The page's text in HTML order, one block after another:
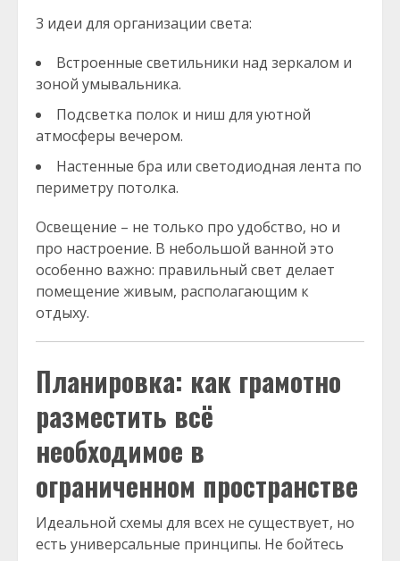
3 идеи для организации света:
Встроенные светильники над зеркалом и
зоной умывальника.
Подсветка полок и ниш для уютной
атмосферы вечером.
Настенные бра или светодиодная лента по
периметру потолка.
Освещение – не только про удобство, но и
про настроение. В небольшой ванной это
особенно важно: правильный свет делает
помещение живым, располагающим к
отдыху.
Планировка: как грамотно
разместить всё
необходимое в
ограниченном пространстве
Идеальной схемы для всех не существует, но
есть универсальные принципы. Не бойтесь